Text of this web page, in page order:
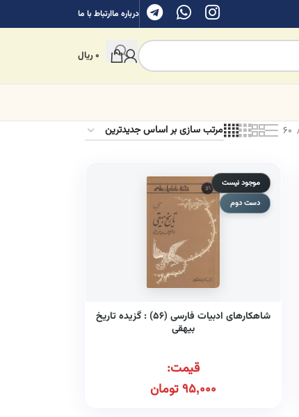
درباره ماارتباط با ما
0ریال
60
موجود نیست
دست دوم
شاهکارهای ادبیات فارسی (۵۶) : گزیده تاریخ
بیهقی
قیمت:
95,000تومان